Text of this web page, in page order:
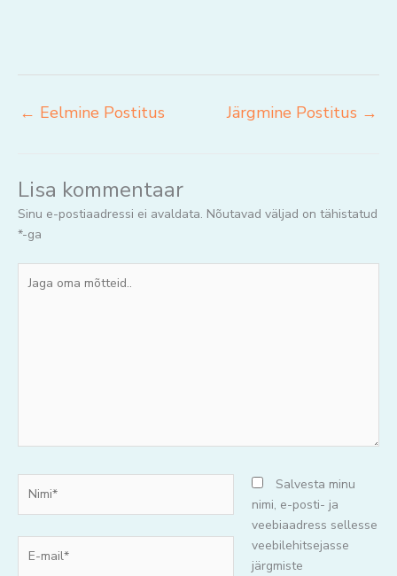
← Eelmine Postitus Järgmine Postitus →
Lisa kommentaar
Sinu e-postiaadressi ei avaldata. Nõutavad väljad on tähistatud
*-ga
oma
mail*
Salvesta minu
nimi, e-posti- ja
veebiaadress sellesse
veebilehitsejasse
järgmiste